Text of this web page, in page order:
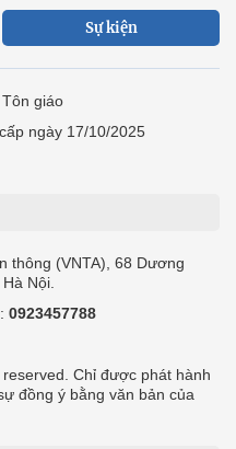
Sự kiện
giáo
ngày 17/10/2025
thông (VNTA), 68 Dương
Nội.
0923457788
Chỉ được phát hành
đồng ý bằng văn bản của